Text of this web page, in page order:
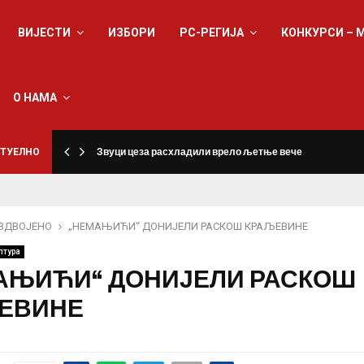
ВИЈЕСТИ ИЗБОРИ РС-РЕГИЈА КОНКУРСИ –
О НАМА
Звуци цеза расхладили врело љетње вече
„НЕМАЊИЋИ“ ДОНИЈЕЛИ РАСКОШ КРАЉЕВИНЕ
ДОНИЈЕЛИ РАСКОШ